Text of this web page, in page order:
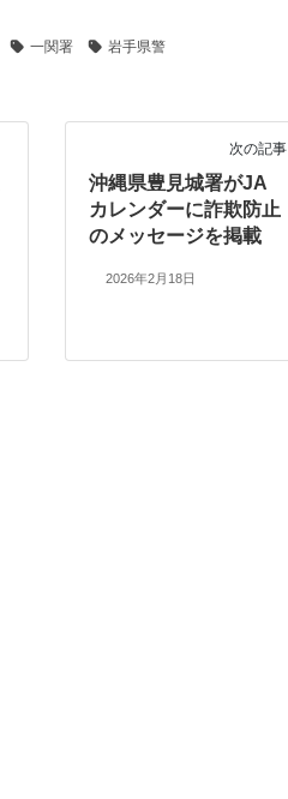
一関署 岩手県警
次の記事
沖縄県豊見城署がJA
カレンダーに詐欺防止
のメッセージを掲載
2026年2月18日